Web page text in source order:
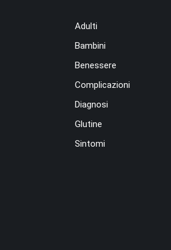
Adulti
Bambini
Benessere
Complicazioni
Diagnosi
Glutine
Sintomi